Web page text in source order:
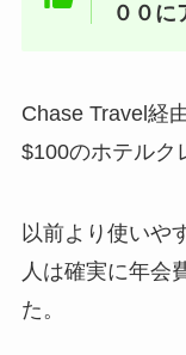
００に
Chase Travel経
$100のホテルク
以前より使いや
人は確実に年会
た。